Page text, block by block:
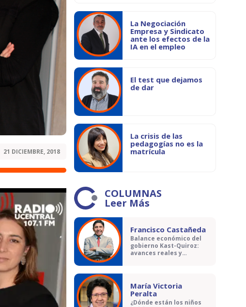
21 DICIEMBRE, 2018
La Negociación
Empresa y Sindicato
ante los efectos de la
IA en el empleo
El test que dejamos
de dar
La crisis de las
pedagogías no es la
matrícula
COLUMNAS
Leer Más
Francisco Castañeda
Balance económico del
gobierno Kast-Quiroz:
avances reales y
María Victoria
Peralta
¿Dónde están los niños